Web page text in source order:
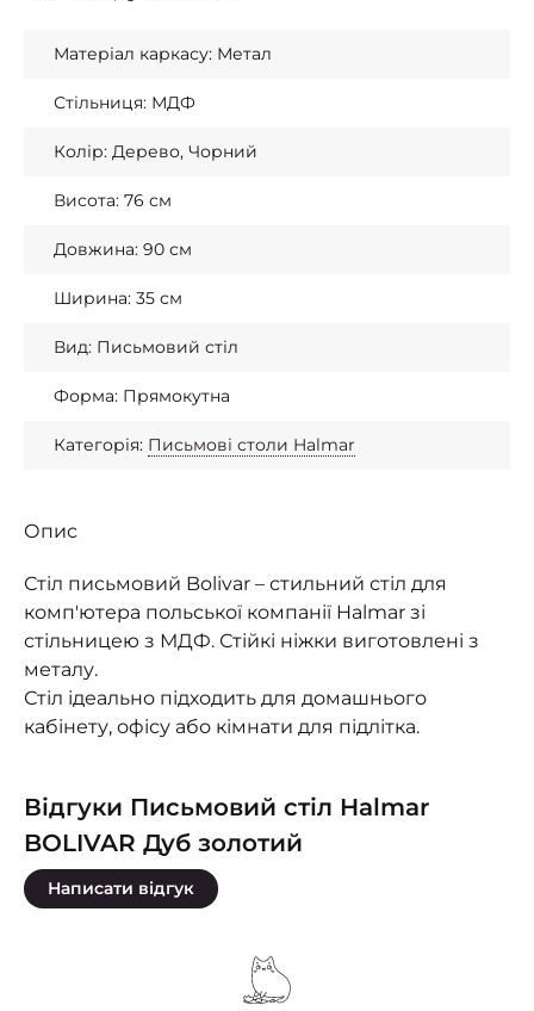
Матеріал каркасу: Метал
Стільниця: МДФ
Колір: Дерево, Чорний
Висота: 76 см
Довжина: 90 см
Ширина: 35 см
Вид: Письмовий стіл
Форма: Прямокутна
Категорія: Письмові столи Halmar
Опис
Стіл письмовий Bolivar – стильний стіл для
комп'ютера польської компанії Halmar зі
стільницею з МДФ. Стійкі ніжки виготовлені з
металу.
Стіл ідеально підходить для домашнього
кабінету, офісу або кімнати для підлітка.
Відгуки Письмовий стіл Halmar
BOLIVAR Дуб золотий
Написати відгук